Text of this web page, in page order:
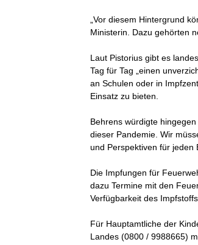
„Vor diesem Hintergrund
Ministerin. Dazu gehörten
Laut Pistorius gibt es
Tag für Tag „einen
an Schulen oder in
Einsatz zu bieten.
Behrens würdigte
dieser Pandemie. Wir
und Perspektiven für jeden
Die Impfungen für
dazu Termine mit den
Verfügbarkeit des
Für Hauptamtliche der
Landes (0800 / 9988665)